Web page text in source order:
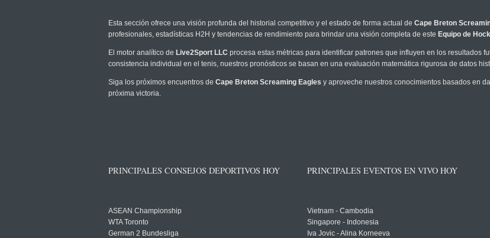
Esta sección ofrece una visión profunda del historial competitivo y el estado de forma actual de Cape Breton
profesionales, estadísticas H2H y tendencias de rendimiento para brindar una visión completa de este Equipo de
El motor analítico de Live2Sport LLC procesa estas métricas para identificar patrones que influyen en los resultados
consistencia individual en el tenis, nuestros pronósticos se basan en una evaluación matemática rigurosa de datos
Siga los próximos encuentros de Cape Breton Screaming Eagles y aproveche nuestros conocimientos basados en
próxima victoria.
PRINCIPALES CONSEJOS DEPORTIVOS HOY
ASEAN Championship
WTA Toronto
German 2 Bundesliga
PRINCIPALES EVENTOS EN VIVO HOY
Vietnam - Cambodia
Singapore - Indonesia
Iva Jovic - Alina Korneeva